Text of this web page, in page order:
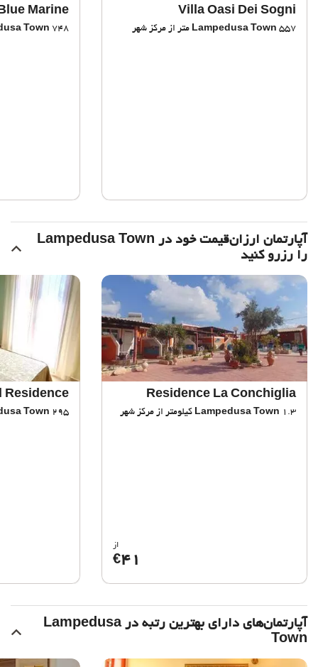
Villa Oasi Dei Sogni
Lampedusa Town 557 متر از مرکز شهر
Marine
Town 748 متر از مرکز شهر
آپارتمان ارزان‌قیمت خود در Lampedusa Town
را رزرو کنید
Residence La Conchiglia
Lampedusa Town 1.3 کیلومتر از مرکز شهر
از
€41
Residence
Town 295 متر از مرکز شهر
آپارتمان‌های دارای بهترین رتبه در Lampedusa
Town